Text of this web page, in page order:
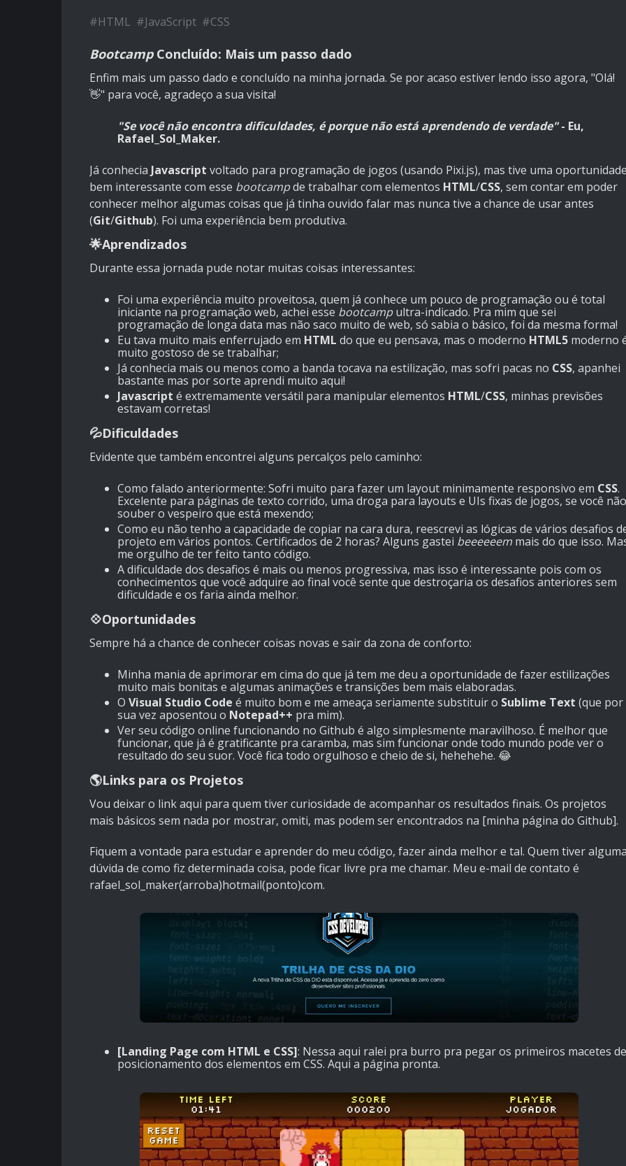
#HTML #JavaScript #CSS
BootcampConcluído: Mais um passo dado
Enfim mais um passo dado e concluído na minha jornada. Se por acaso estiver lendo isso agora, "Olá!
👋" para você, agradeço a sua visita!
"Se você não encontra dificuldades, é porque não está aprendendo de verdade"- Eu,
Rafael_Sol_Maker.
Já conhecia Javascript voltado para programação de jogos (usando Pixi.js), mas tive uma
bem interessante com esse bootcampde trabalhar com elementos HTML/CSS, sem contar em poder
conhecer melhor algumas coisas que já tinha ouvido falar mas nunca tive a chance de usar antes
(Git/Github). Foi uma experiência bem produtiva.
🌟Aprendizados
Durante essa jornada pude notar muitas coisas interessantes:
Foi uma experiência muito proveitosa, quem já conhece um pouco de programação ou é total
iniciante na programação web, achei esse bootcampultra-indicado. Pra mim que sei
programação de longa data mas não saco muito de web, só sabia o básico, foi da mesma forma!
Eu tava muito mais enferrujado em HTML do que eu pensava, mas o moderno HTML5 moderno
muito gostoso de se trabalhar;
Já conhecia mais ou menos como a banda tocava na estilização, mas sofri pacas no CSS, apanhei
bastante mas por sorte aprendi muito aqui!
Javascript é extremamente versátil para manipular elementos HTML/CSS, minhas previsões
estavam corretas!
💦Dificuldades
Evidente que também encontrei alguns percalços pelo caminho:
Como falado anteriormente: Sofri muito para fazer um layout minimamente responsivo em CSS.
Excelente para páginas de texto corrido, uma droga para layouts e UIs fixas de jogos, se você não
souber o vespeiro que está mexendo;
Como eu não tenho a capacidade de copiar na cara dura, reescrevi as lógicas de vários desafios
projeto em vários pontos. Certificados de 2 horas? Alguns gastei beeeeeem mais do que isso.
me orgulho de ter feito tanto código.
A dificuldade dos desafios é mais ou menos progressiva, mas isso é interessante pois com os
conhecimentos que você adquire ao final você sente que destroçaria os desafios anteriores sem
dificuldade e os faria ainda melhor.
💠Oportunidades
Sempre há a chance de conhecer coisas novas e sair da zona de conforto:
Minha mania de aprimorar em cima do que já tem me deu a oportunidade de fazer estilizações
muito mais bonitas e algumas animações e transições bem mais elaboradas.
O Visual Studio Code é muito bom e me ameaça seriamente substituir o Sublime Text (que por
sua vez aposentou o Notepad++ pra mim).
Ver seu código online funcionando no Github é algo simplesmente maravilhoso. É melhor que
funcionar, que já é gratificante pra caramba, mas sim funcionar onde todo mundo pode ver o
resultado do seu suor. Você fica todo orgulhoso e cheio de si, hehehehe. 😂
🌎Links para os Projetos
Vou deixar o link aqui para quem tiver curiosidade de acompanhar os resultados finais. Os projetos
mais básicos sem nada por mostrar, omiti, mas podem ser encontrados na [minha página do Github].
Fiquem a vontade para estudar e aprender do meu código, fazer ainda melhor e tal. Quem tiver
dúvida de como fiz determinada coisa, pode ficar livre pra me chamar. Meu e-mail de contato é
rafael_sol_maker(arroba)hotmail(ponto)com.
[Landing Page com HTML e CSS]: Nessa aqui ralei pra burro pra pegar os primeiros macetes de
posicionamento dos elementos em CSS. Aqui a página pronta.